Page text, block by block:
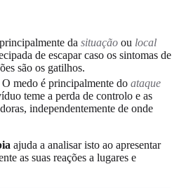
da situação ou local
de escapar caso os sintomas de
são os gatilhos.
O medo é principalmente do ataque
teme a perda de controlo e as
independentemente de onde
ajuda a analisar isto ao apresentar
as suas reações a lugares e